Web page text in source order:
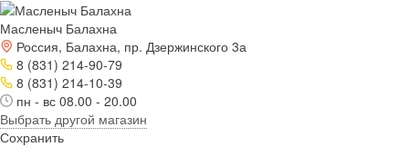
Масленыч Балахна
Россия, Балахна, пр. Дзержинского 3а
8 (831) 214-90-79
8 (831) 214-10-39
пн - вс 08.00 - 20.00
Выбрать другой магазин
Сохранить